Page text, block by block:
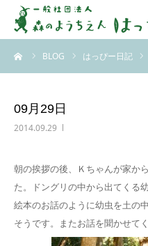
BLOG はっぴー日記
09月29日
2014.09.29
朝の挨拶の後、Ｋちゃんが家か
た。ドングリの中から出てくる
絵本のお話のように幼虫を土の
そうです。またお話を聞かせてく
はっぴーについて
アクセス